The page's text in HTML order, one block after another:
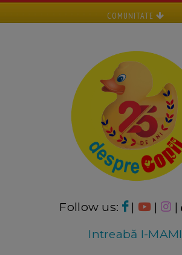
COMUNITATE
Follow us: | | |
Intreabă I-MAMI